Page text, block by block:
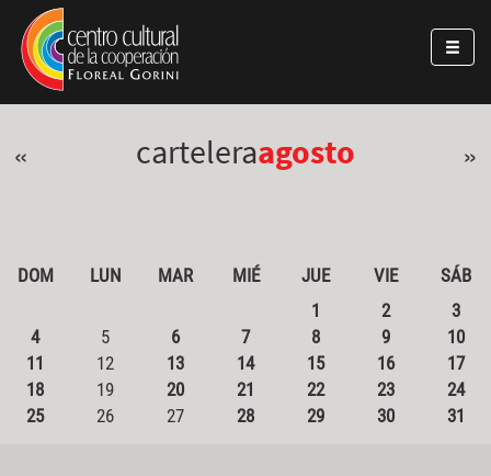
Pasar al contenido principal
Jump to main content
« carteleraagosto »
DOM LUN MAR MIÉ JUE VIE
SÁB
1
2
3
4
5 6 7 8 9
10
11
12 13 14 15 16
17
18
19 20 21 22 23
24
25
26 27 28 29 30 31